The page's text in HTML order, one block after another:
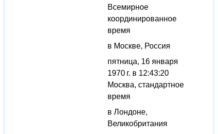
Всемирное
координированное
время
в Москве, Россия
пятница, 16 января
1970 г. в 12:43:20
Москва, стандартное
время
в Лондоне,
Великобритания